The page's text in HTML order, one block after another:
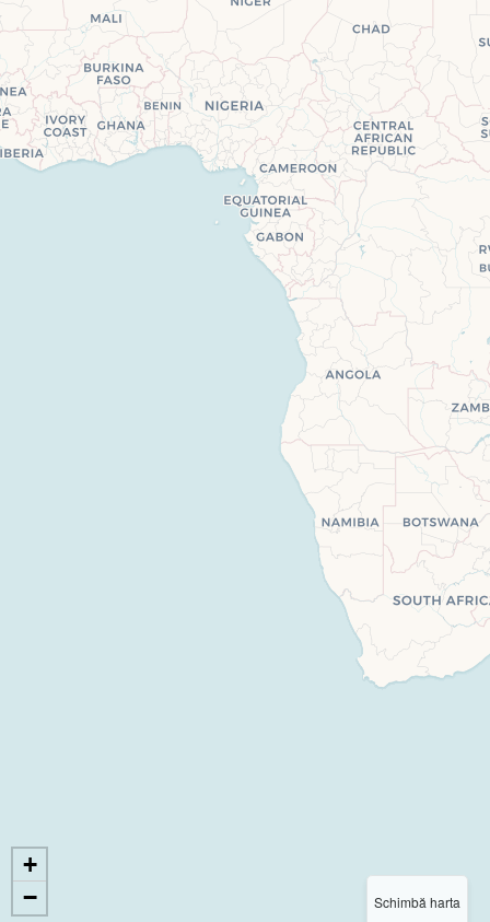
Schimbă harta
+
−